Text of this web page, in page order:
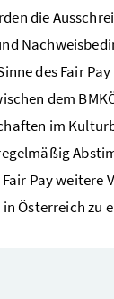
die
desFair Pay
dem
im
Fair Payweitere
Österreich zu